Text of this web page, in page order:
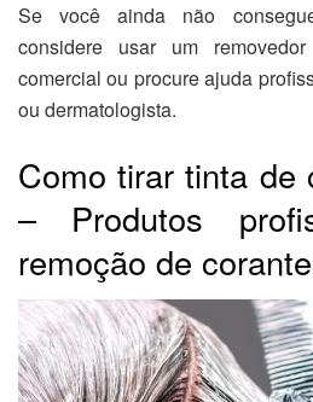
Se você ainda não
considere usar um
comercial ou procure ajuda
ou dermatologista.
Como tirar tinta de
– Produtos
remoção de